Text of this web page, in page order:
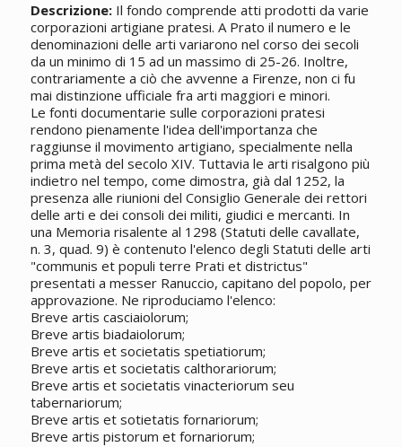
Descrizione:Il fondo comprende atti prodotti da varie
corporazioni artigiane pratesi. A Prato il numero e le
denominazioni delle arti variarono nel corso dei secoli
da un minimo di 15 ad un massimo di 25-26. Inoltre,
contrariamente a ciò che avvenne a Firenze, non ci fu
mai distinzione ufficiale fra arti maggiori e minori.
Le fonti documentarie sulle corporazioni pratesi
rendono pienamente l'idea dell'importanza che
raggiunse il movimento artigiano, specialmente nella
prima metà del secolo XIV. Tuttavia le arti risalgono più
indietro nel tempo, come dimostra, già dal 1252, la
presenza alle riunioni del Consiglio Generale dei rettori
delle arti e dei consoli dei militi, giudici e mercanti. In
una Memoria risalente al 1298 (Statuti delle cavallate,
n. 3, quad. 9) è contenuto l'elenco degli Statuti delle arti
"communis et populi terre Prati et districtus"
presentati a messer Ranuccio, capitano del popolo, per
approvazione. Ne riproduciamo l'elenco:
Breve artis casciaiolorum;
Breve artis biadaiolorum;
Breve artis et societatis spetiatiorum;
Breve artis et societatis calthorariorum;
Breve artis et societatis vinacteriorum seu
tabernariorum;
Breve artis et sotietatis fornariorum;
Breve artis pistorum et fornariorum;